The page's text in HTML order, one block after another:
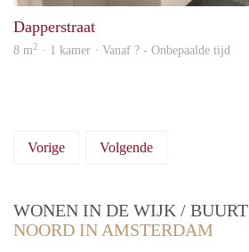
Dapperstraat
8 m2 · 1 kamer · Vanaf ? - Onbepaalde tijd
Vorige Volgende
WONEN IN DE WIJK / BUURT
NOORD IN AMSTERDAM